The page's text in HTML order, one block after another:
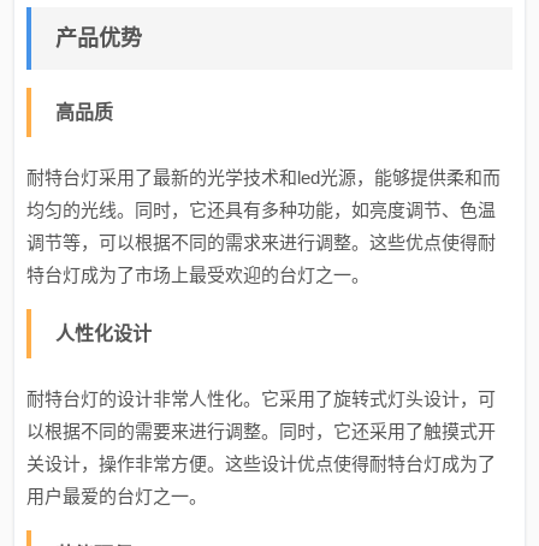
产品优势
高品质
耐特台灯采用了最新的光学技术和led光源，能够提供柔和而
均匀的光线。同时，它还具有多种功能，如亮度调节、色温
调节等，可以根据不同的需求来进行调整。这些优点使得耐
特台灯成为了市场上最受欢迎的台灯之一。
人性化设计
耐特台灯的设计非常人性化。它采用了旋转式灯头设计，可
以根据不同的需要来进行调整。同时，它还采用了触摸式开
关设计，操作非常方便。这些设计优点使得耐特台灯成为了
用户最爱的台灯之一。